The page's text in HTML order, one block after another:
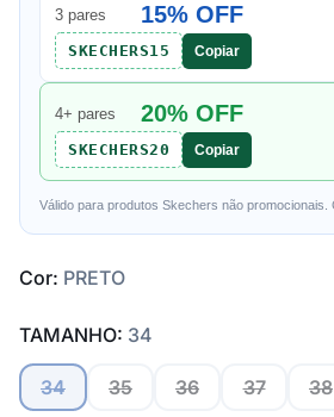
3 pares 15% OFF
SKECHERS15 Copiar
4+ pares 20% OFF
SKECHERS20 Copiar
Válido para produtos Skechers não promocionais.
Cor: PRETO
TAMANHO: 34
34 35 36 37 38